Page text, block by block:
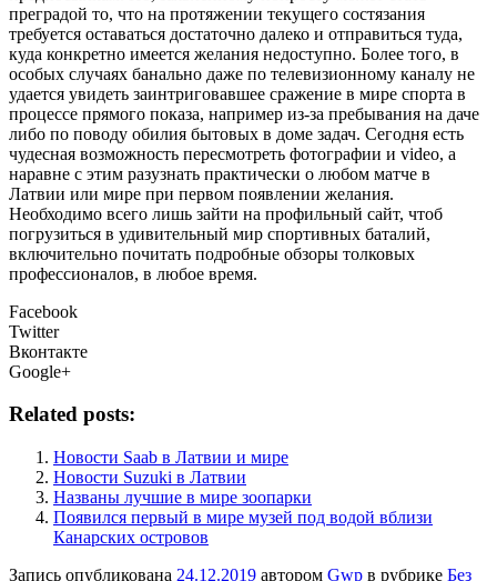
преградой то, что на протяжении текущего состязания
требуется оставаться достаточно далеко и отправиться туда,
куда конкретно имеется желания недоступно. Более того, в
особых случаях банально даже по телевизионному каналу не
удается увидеть заинтриговавшее сражение в мире спорта в
процессе прямого показа, например из-за пребывания на даче
либо по поводу обилия бытовых в доме задач. Сегодня есть
чудесная возможность пересмотреть фотографии и video, а
наравне с этим разузнать практически о любом матче в
Латвии или мире при первом появлении желания.
Необходимо всего лишь зайти на профильный сайт, чтоб
погрузиться в удивительный мир спортивных баталий,
включительно почитать подробные обзоры толковых
профессионалов, в любое время.
Facebook
Twitter
Вконтакте
Google+
Related posts:
Новости Saab в Латвии и мире
Новости Suzuki в Латвии
Названы лучшие в мире зоопарки
Появился первый в мире музей под водой вблизи
Канарских островов
Запись опубликована 24.12.2019 автором Gwp в рубрике Без